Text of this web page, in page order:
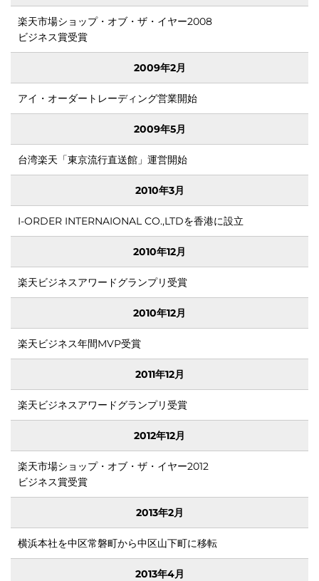
ランド
け、
私た
楽天市場ショップ・オブ・ザ・イヤー2008
ビジネス賞受賞
2009年2月
アイ・オーダートレーディング営業開始
2009年5月
台湾楽天「東京流行直送館」運営開始
2010年3月
I-ORDER INTERNAIONAL CO.,LTDを香港に設立
2010年12月
楽天ビジネスアワードグランプリ受賞
2010年12月
楽天ビジネス年間MVP受賞
2011年12月
楽天ビジネスアワードグランプリ受賞
2012年12月
楽天市場ショップ・オブ・ザ・イヤー2012
ビジネス賞受賞
2013年2月
横浜本社を中区常磐町から中区山下町に移転
2013年4月